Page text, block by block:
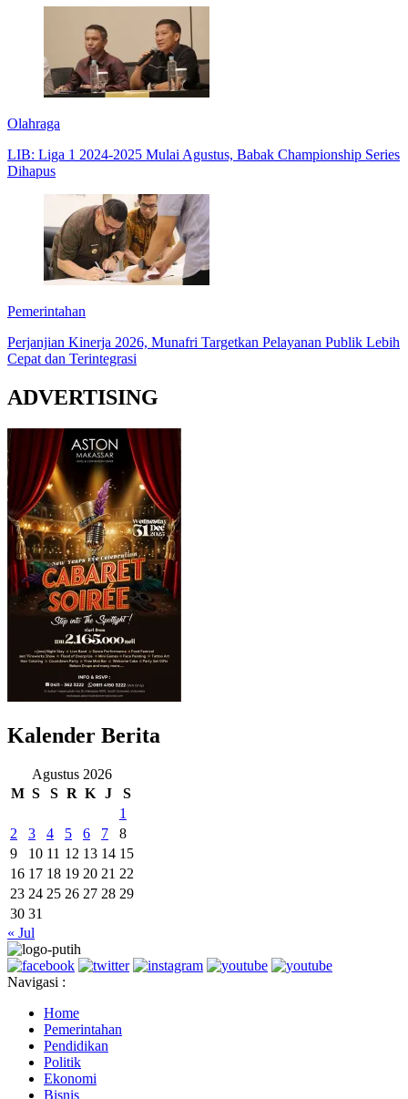
Olahraga
LIB: Liga 1 2024-2025 Mulai Agustus, Babak Championship Series
Dihapus
Pemerintahan
Perjanjian Kinerja 2026, Munafri Targetkan Pelayanan Publik Lebih
Cepat dan Terintegrasi
ADVERTISING
Kalender Berita
Agustus 2026
M S S R K J
S
1
2
3 4 5 6 7
8
9
10 11 12 13 14 15
16 17 18 19 20 21 22
23 24 25 26 27 28 29
30 31
« Jul
Navigasi :
Home
Pemerintahan
Pendidikan
Politik
Ekonomi
Bisnis